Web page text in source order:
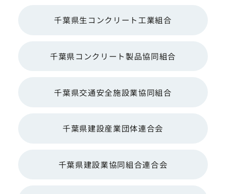
千葉県生コンクリート工業組合
千葉県コンクリート製品協同組合
千葉県交通安全施設業協同組合
千葉県建設産業団体連合会
千葉県建設業協同組合連合会